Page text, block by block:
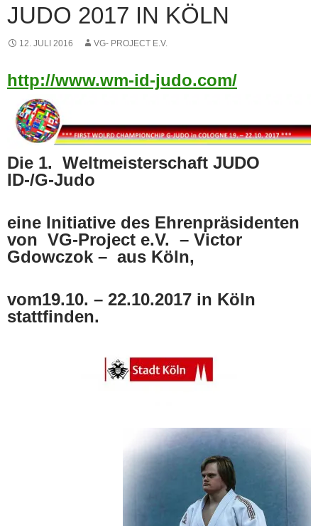
JUDO 2017 IN KÖLN
12. JULI 2016 VG- PROJECT E.V.
http://www.wm-id-judo.com/
Die 1. Weltmeisterschaft JUDO
ID-/G-Judo
eine Initiative des Ehrenpräsidenten
von VG-Project e.V. – Victor
Gdowczok – aus Köln,
vom19.10. – 22.10.2017 in Köln
stattfinden.